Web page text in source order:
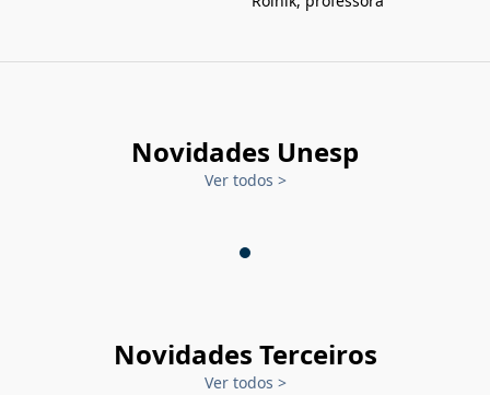
Novidades Unesp
Ver todos >
Novidades Terceiros
Ver todos >